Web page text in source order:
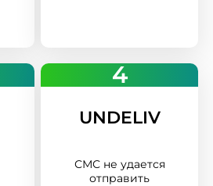
4
UNDELIV
СМС не удается
отправить